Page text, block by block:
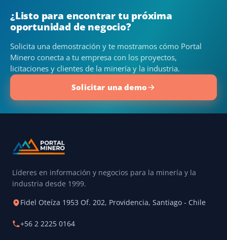
¿Listo para encontrar tu próxima
oportunidad de negocio?
Solicita una demostración y te mostramos cómo Portal
Minero conecta a tu empresa con los proyectos,
licitaciones y clientes de la minería y la industria.
Solicitar una demo
Líderes en información y negocios para la minería y la
industria desde 1999.
Fidel Oteíza 1953 Of. 202, Providencia, Santiago - Chile
+56 2 2225 0164